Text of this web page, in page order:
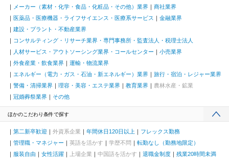
メーカー（素材・化学・食品・化粧品・その他）業界
商社業界
医薬品・医療機器・ライフサイエンス・医療系サービス
金融業界
建設・プラント・不動産業界
コンサルティング・リサーチ業界・専門事務所・監査法人・税理士法人
人材サービス・アウトソーシング業界・コールセンター
小売業界
外食産業・飲食業界
運輸・物流業界
エネルギー（電力・ガス・石油・新エネルギー）業界
旅行・宿泊・レジャー業界
警備・清掃業界
理容・美容・エステ業界 教育業界
農林水産・鉱業
冠婚葬祭業界
その他
ほかのこだわり条件で探す
第二新卒歓迎 外資系企業 年間休日120日以上
フレックス勤務
管理職・マネジャー
英語を活かす 学歴不問
転勤なし（勤務地限定）
服装自由
女性活躍 上場企業 中国語を活かす 退職金制度
残業20時間未満